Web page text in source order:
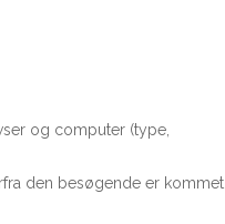
og computer (type,
den besøgende er kommet